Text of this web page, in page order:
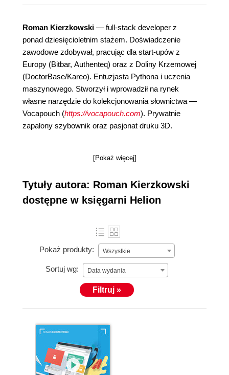
Roman Kierzkowski — full-stack developer z
ponad dziesięcioletnim stażem. Doświadczenie
zawodowe zdobywał, pracując dla start-upów z
Europy (Bitbar, Authenteq) oraz z Doliny Krzemowej
(DoctorBase/Kareo). Entuzjasta Pythona i uczenia
maszynowego. Stworzył i wprowadził na rynek
własne narzędzie do kolekcjonowania słownictwa —
Vocapouch (https://vocapouch.com). Prywatnie
zapalony szybownik oraz pasjonat druku 3D.
[Pokaż więcej]
Tytuły autora: Roman Kierzkowski
dostępne w księgarni Helion
Pokaż produkty: Wszystkie
Sortuj wg: Data wydania
Filtruj »